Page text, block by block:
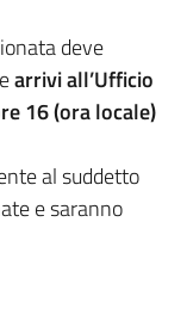
deve
arrivi all’Ufficio
16 (ora locale)
al suddetto
e saranno